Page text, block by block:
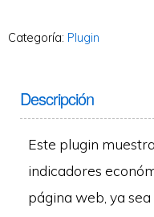
Categoría: Plugin
Descripción
Este plugin
indicadores
página web, ya